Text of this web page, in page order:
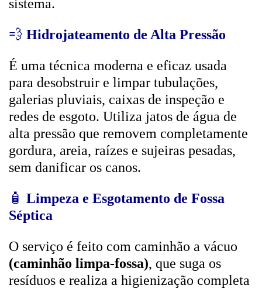
sistema.
💨 Hidrojateamento de Alta Pressão
É uma técnica moderna e eficaz usada
para desobstruir e limpar tubulações,
galerias pluviais, caixas de inspeção e
redes de esgoto. Utiliza jatos de água de
alta pressão que removem completamente
gordura, areia, raízes e sujeiras pesadas,
sem danificar os canos.
🧴 Limpeza e Esgotamento de Fossa
Séptica
O serviço é feito com caminhão a vácuo
(caminhão limpa-fossa), que suga os
resíduos e realiza a higienização completa